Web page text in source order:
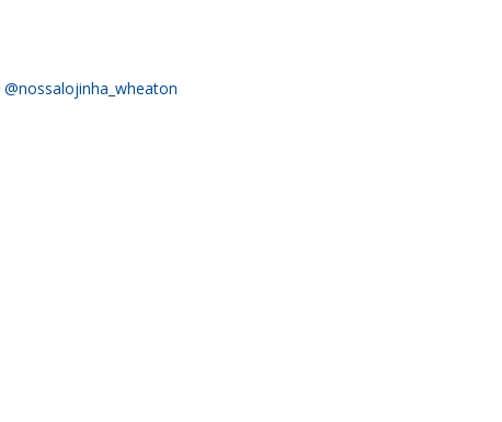
@nossalojinha_wheaton